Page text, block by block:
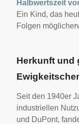
Halbwertszeit
Ein Kind, das
Folgen
Herkunft und
Seit den 1940er
industriellen
und DuPont,